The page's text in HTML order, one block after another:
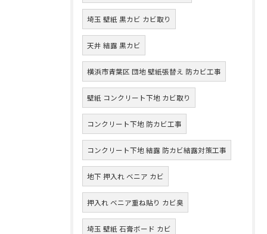
埼玉 壁紙 黒カビ カビ取り
天井 結露 黒カビ
横浜市青葉区 団地 壁紙張替え 防カビ工事
壁紙 コンクリート下地 カビ取り
コンクリート下地 防カビ工事
コンクリート下地 結露 防カビ結露対策工事
地下 押入れ ベニア カビ
押入れ ベニア重ね貼り カビ臭
埼玉 壁紙 石膏ボード カビ